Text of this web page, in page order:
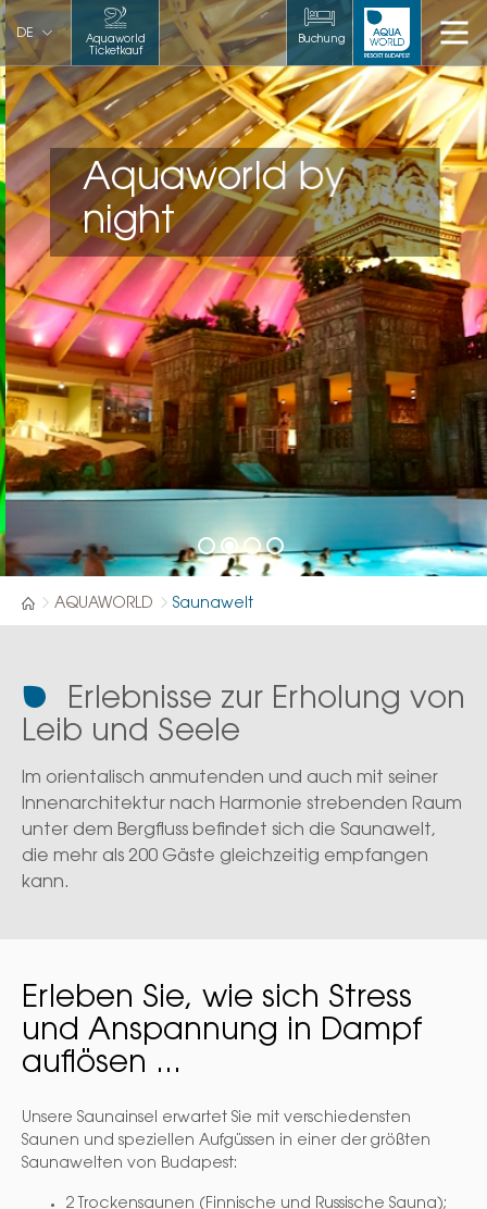
Aquaworld
Ticketkauf
DE Buchung
Aquaworld by
night
AQUAWORLD Saunawelt
Erlebnisse zur Erholung von
Leib und Seele
Im orientalisch anmutenden und auch mit seiner
Innenarchitektur nach Harmonie strebenden Raum
unter dem Bergfluss befindet sich die Saunawelt,
die mehr als 200 Gäste gleichzeitig empfangen
kann.
Erleben Sie, wie sich Stress
und Anspannung in Dampf
auflösen ...
Unsere Saunainsel erwartet Sie mit verschiedensten
Saunen und speziellen Aufgüssen in einer der größten
Saunawelten von Budapest:
2 Trockensaunen (Finnische und Russische Sauna);